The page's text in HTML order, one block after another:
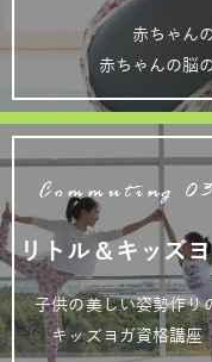
赤ちゃん
赤ちゃんの脳
Commuting 03
リトル＆キッズ
子供の美しい姿勢作り
キッズヨガ資格講座